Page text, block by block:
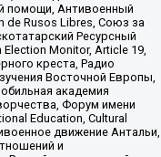
помощи, Антивоенный
de Rusos Libres, Союз за
Ресурсный
Monitor, Article 19,
креста, Радио
Восточной Европы,
академия
Форум имени
Education, Cultural
движение Антальи,
и